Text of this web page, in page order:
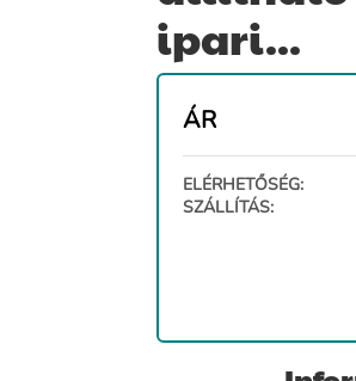
ipari...
ÁR
ELÉRHETŐSÉG:
SZÁLLÍTÁS: